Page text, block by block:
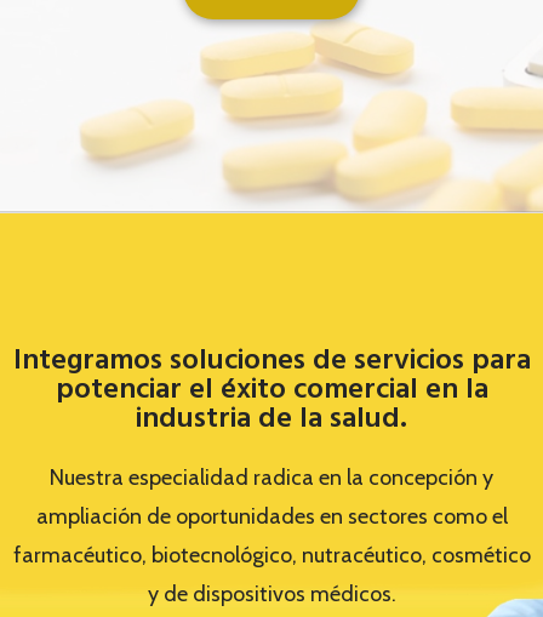
Integramos soluciones de servicios para
potenciar el éxito comercial en la
industria de la salud.
Nuestra especialidad radica en la concepción y
ampliación de oportunidades en sectores como el
farmacéutico, biotecnológico, nutracéutico, cosmético
y de dispositivos médicos.